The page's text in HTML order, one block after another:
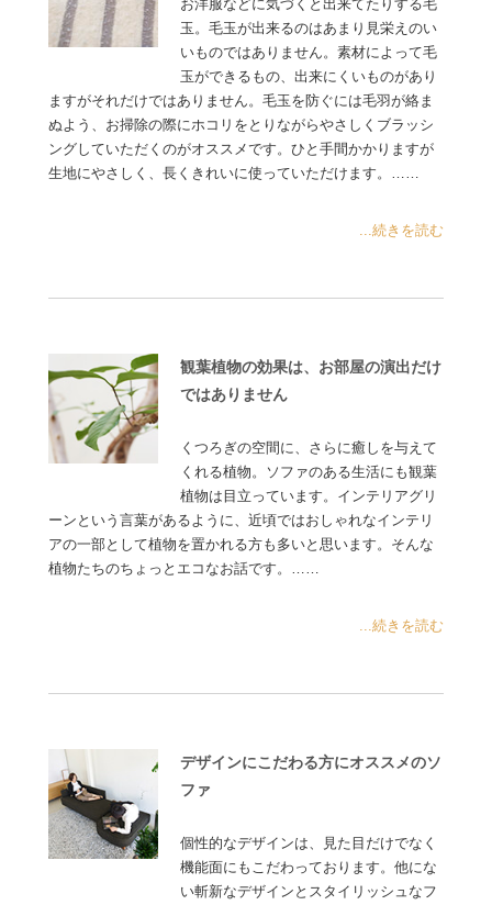
お洋服などに気づくと出来てたりする毛
玉。毛玉が出来るのはあまり見栄えのい
いものではありません。素材によって毛
玉ができるもの、出来にくいものがあり
ますがそれだけではありません。毛玉を防ぐには毛羽が絡ま
ぬよう、お掃除の際にホコリをとりながらやさしくブラッシ
ングしていただくのがオススメです。ひと手間かかりますが
生地にやさしく、長くきれいに使っていただけます。……
...続きを読む
観葉植物の効果は、お部屋の演出だけ
ではありません
くつろぎの空間に、さらに癒しを与えて
くれる植物。ソファのある生活にも観葉
植物は目立っています。インテリアグリ
ーンという言葉があるように、近頃ではおしゃれなインテリ
アの一部として植物を置かれる方も多いと思います。そんな
植物たちのちょっとエコなお話です。……
...続きを読む
デザインにこだわる方にオススメのソ
ファ
個性的なデザインは、見た目だけでなく
機能面にもこだわっております。他にな
い斬新なデザインとスタイリッシュなフ